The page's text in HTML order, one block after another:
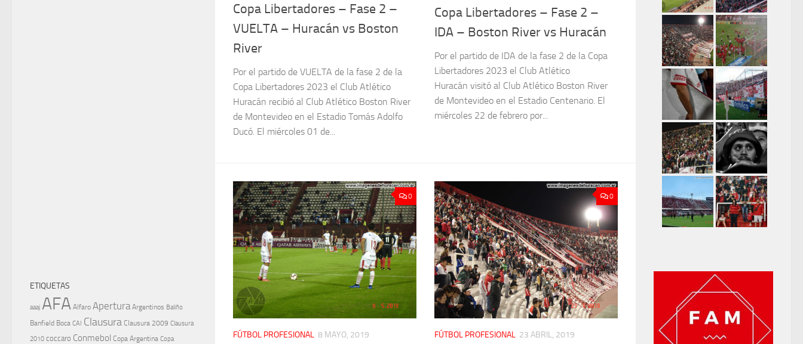
Copa Libertadores – Fase 2 –
VUELTA – Huracán vs Boston
River
Por el partido de VUELTA de la fase 2 de la
Copa Libertadores 2023 el Club Atlético
Huracán recibió al Club Atlético Boston River
de Montevideo en el Estadio Tomás Adolfo
Ducó. El miércoles 01 de...
Copa Libertadores – Fase 2 –
IDA – Boston River vs Huracán
Por el partido de IDA de la fase 2 de la Copa
Libertadores 2023 el Club Atlético
Huracán visitó al Club Atlético Boston River
de Montevideo en el Estadio Centenario. El
miércoles 22 de febrero por...
0
FÚTBOL PROFESIONAL 8 MAYO, 2019
0
FÚTBOL PROFESIONAL 23 ABRIL, 2019
ETIQUETAS
aaaj AFA Alfaro Apertura Argentinos Baliño
Banfield Boca CAI Clausura Clausura 2009 Clausura
2010 coccaro Conmebol Copa Argentina Copa